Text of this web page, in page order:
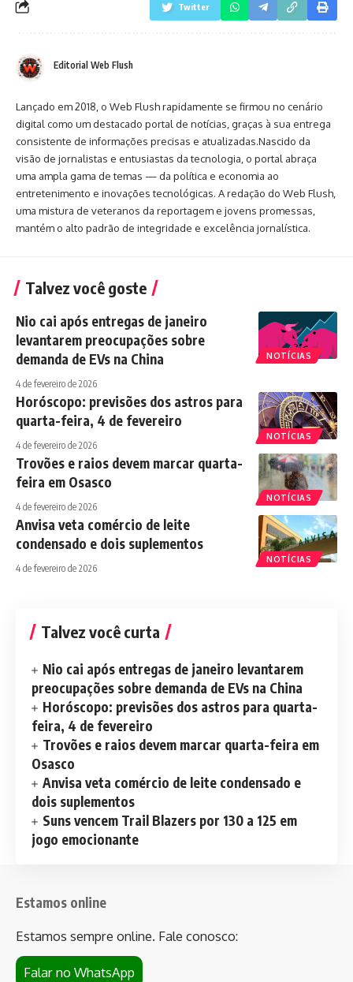
Twitter
Editorial Web Flush
Lançado em 2018, o Web Flush rapidamente se firmou no cenário
digital como um destacado portal de notícias, graças à sua entrega
consistente de informações precisas e atualizadas.Nascido da
visão de jornalistas e entusiastas da tecnologia, o portal abraça
uma ampla gama de temas — da política e economia ao
entretenimento e inovações tecnológicas. A redação do Web Flush,
uma mistura de veteranos da reportagem e jovens promessas,
mantém o alto padrão de integridade e excelência jornalística.
Talvez você goste
NOTÍCIAS
Nio cai após entregas de janeiro
levantarem preocupações sobre
demanda de EVs na China
4 de fevereiro de 2026
NOTÍCIAS
Horóscopo: previsões dos astros para
quarta-feira, 4 de fevereiro
4 de fevereiro de 2026
NOTÍCIAS
Trovões e raios devem marcar quarta-
feira em Osasco
4 de fevereiro de 2026
NOTÍCIAS
Anvisa veta comércio de leite
condensado e dois suplementos
4 de fevereiro de 2026
Talvez você curta
Nio cai após entregas de janeiro levantarem
preocupações sobre demanda de EVs na China
Horóscopo: previsões dos astros para quarta-
feira, 4 de fevereiro
Trovões e raios devem marcar quarta-feira em
Osasco
Anvisa veta comércio de leite condensado e
dois suplementos
Suns vencem Trail Blazers por 130 a 125 em
jogo emocionante
Estamos online
Estamos sempre online. Fale conosco:
Falar no WhatsApp